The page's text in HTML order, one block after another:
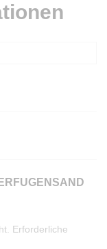
Erforderliche